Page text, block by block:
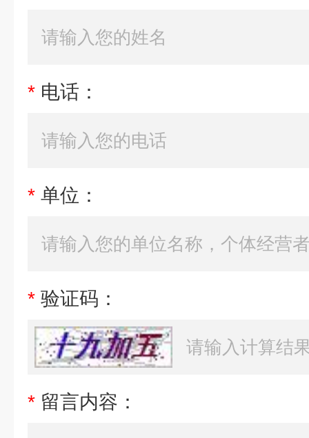
* 电话：
* 单位：
* 验证码：
* 留言内容：